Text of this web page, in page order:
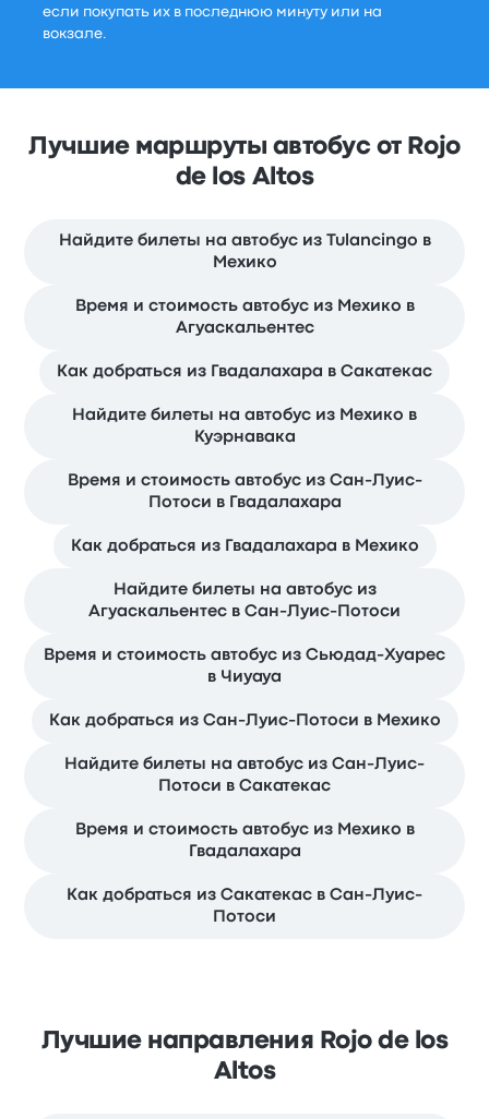
если покупать их в последнюю минуту или на
вокзале.
Лучшие маршруты автобус от Rojo
de los Altos
Найдите билеты на автобус из Tulancingo в
Мехико
Время и стоимость автобус из Мехико в
Агуаскальентес
Как добраться из Гвадалахара в Сакатекас
Найдите билеты на автобус из Мехико в
Куэрнавака
Время и стоимость автобус из Сан-Луис-
Потоси в Гвадалахара
Как добраться из Гвадалахара в Мехико
Найдите билеты на автобус из
Агуаскальентес в Сан-Луис-Потоси
Время и стоимость автобус из Сьюдад-Хуарес
в Чиуауа
Как добраться из Сан-Луис-Потоси в Мехико
Найдите билеты на автобус из Сан-Луис-
Потоси в Сакатекас
Время и стоимость автобус из Мехико в
Гвадалахара
Как добраться из Сакатекас в Сан-Луис-
Потоси
Лучшие направления Rojo de los
Altos